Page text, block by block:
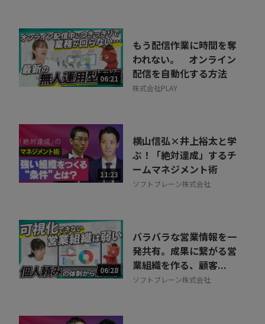
06:21
もう配信作業に時間を奪
われない。 オンライン
配信を自動化する方法
株式会社PLAY
11:23
横山信弘×井上裕太と学
ぶ！「絶対達成」するチ
ームマネジメント術
ソフトブレーン株式会社
06:28
バラバラな営業情報を一
発共有。成果に繋がる営
業組織を作る、顧客...
ソフトブレーン株式会社